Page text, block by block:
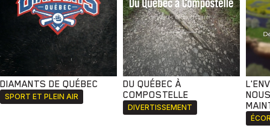
DIAMANTS DE QUÉBEC
SPORT ET PLEIN AIR
DU QUÉBEC À
COMPOSTELLE
DIVERTISSEMENT